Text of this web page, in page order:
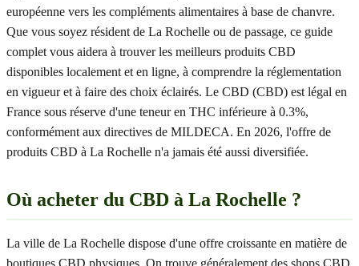
européenne vers les compléments alimentaires à base de chanvre.
Que vous soyez résident de La Rochelle ou de passage, ce guide
complet vous aidera à trouver les meilleurs produits CBD
disponibles localement et en ligne, à comprendre la réglementation
en vigueur et à faire des choix éclairés. Le CBD (CBD) est légal en
France sous réserve d'une teneur en THC inférieure à 0.3%,
conformément aux directives de MILDECA. En 2026, l'offre de
produits CBD à La Rochelle n'a jamais été aussi diversifiée.
Où acheter du CBD à La Rochelle ?
La ville de La Rochelle dispose d'une offre croissante en matière de
boutiques CBD physiques. On trouve généralement des shops CBD